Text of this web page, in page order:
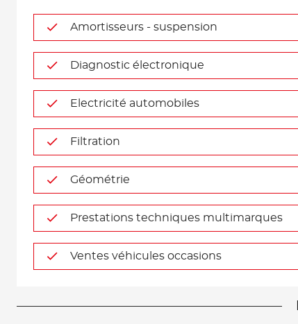
Amortisseurs - suspension
Diagnostic électronique
Electricité automobiles
Filtration
Géométrie
Prestations techniques multimarques
Ventes véhicules occasions